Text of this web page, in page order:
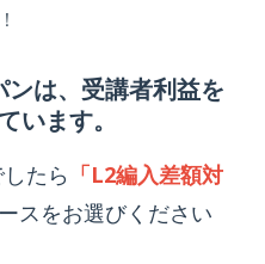
は、受講者利益を
います。
たら 「L2編入差額対
スをお選びください